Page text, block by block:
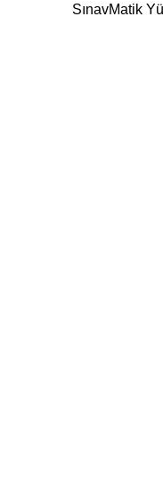
SınavMatik